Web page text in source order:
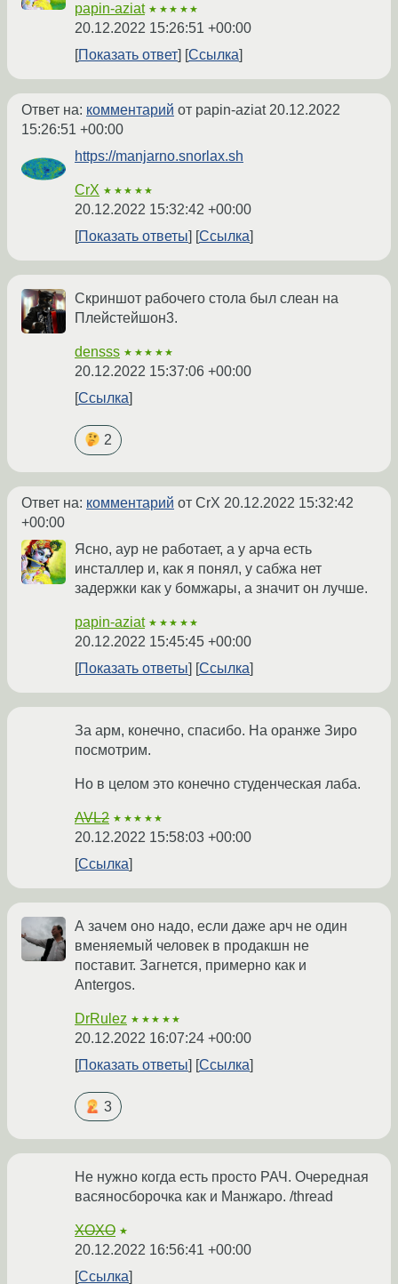
papin-aziat ★★★★★
20.12.2022 15:26:51 +00:00
Показать ответ
Ссылка
Ответ на: комментарий от papin-aziat 20.12.2022
15:26:51 +00:00
https://manjarno.snorlax.sh
CrX ★★★★★
20.12.2022 15:32:42 +00:00
Показать ответы
Ссылка
Скриншот рабочего стола был слеан на
Плейстейшон3.
densss ★★★★★
20.12.2022 15:37:06 +00:00
Ссылка
2
Ответ на: комментарий от CrX 20.12.2022 15:32:42
+00:00
Ясно, аур не работает, а у арча есть
инсталлер и, как я понял, у сабжа нет
задержки как у бомжары, а значит он лучше.
papin-aziat ★★★★★
20.12.2022 15:45:45 +00:00
Показать ответы
Ссылка
За арм, конечно, спасибо. На оранже Зиро
посмотрим.
Но в целом это конечно студенческая лаба.
AVL2 ★★★★★
20.12.2022 15:58:03 +00:00
Ссылка
А зачем оно надо, если даже арч не один
вменяемый человек в продакшн не
поставит. Загнется, примерно как и
Antergos.
DrRulez ★★★★★
20.12.2022 16:07:24 +00:00
Показать ответы
Ссылка
3
Не нужно когда есть просто РАЧ. Очередная
васяносборочка как и Манжаро. /thread
XOXO ★
20.12.2022 16:56:41 +00:00
Ссылка